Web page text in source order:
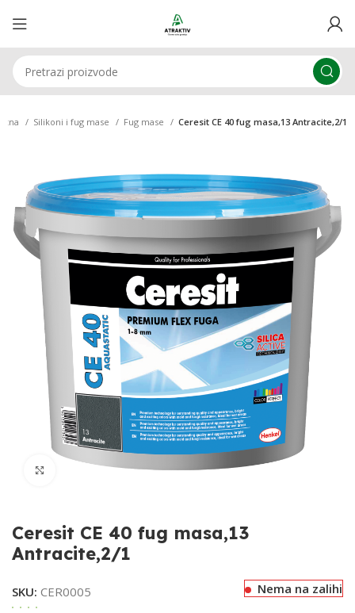
Silikoni i fug mase Fug mase Ceresit CE 40 fug masa,13 Antracite,2/1
Klikni za uvećavanje
Ceresit CE 40 fug masa,13
Antracite,2/1
SKU:CER0005 Nema na zalihi